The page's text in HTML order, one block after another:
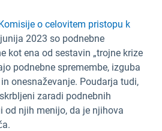
o celovitem pristopu k
2023 so podnebne
kot ena od sestavin „trojne krize
podnebne spremembe, izguba
onesnaževanje. Poudarja tudi,
zaradi podnebnih
od njih menijo, da je njihova